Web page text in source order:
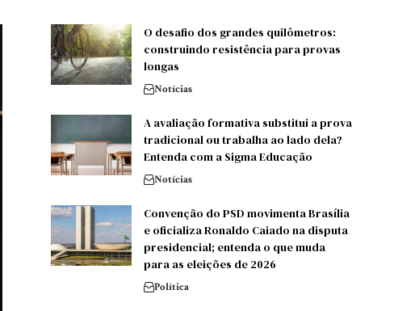
O desafio dos grandes quilômetros:
construindo resistência para provas
longas
Notícias
A avaliação formativa substitui a prova
tradicional ou trabalha ao lado dela?
Entenda com a Sigma Educação
Notícias
Convenção do PSD movimenta Brasília
e oficializa Ronaldo Caiado na disputa
presidencial; entenda o que muda
para as eleições de 2026
Política